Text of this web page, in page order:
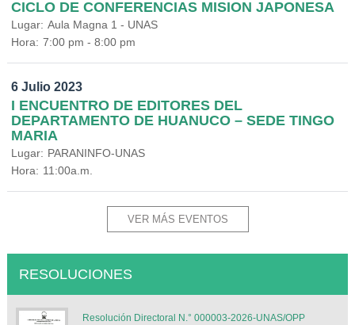
CICLO DE CONFERENCIAS MISION JAPONESA
Lugar: Aula Magna 1 - UNAS
Hora: 7:00 pm - 8:00 pm
6 Julio 2023
I ENCUENTRO DE EDITORES DEL
DEPARTAMENTO DE HUANUCO – SEDE TINGO
MARIA
Lugar: PARANINFO-UNAS
Hora: 11:00a.m.
VER MÁS EVENTOS
RESOLUCIONES
Resolución Directoral N.° 000003-2026-UNAS/OPP